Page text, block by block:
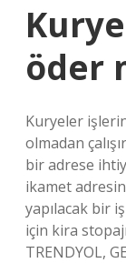
öder
Kuryeler
olmadan
bir adrese
ikamet
yapılacak bir
için kira
TRENDYOL,